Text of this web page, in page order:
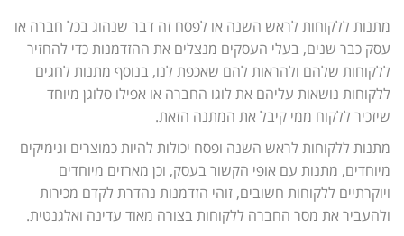
מתנות ללקוחות לראש השנה או לפסח זה דבר שנהוג בכל חברה או
עסק כבר שנים, בעלי העסקים מנצלים את ההזדמנות כדי להחזיר
ללקוחות שלהם ולהראות להם שאכפת לנו, בנוסף מתנות לחגים
ללקוחות נושאות עליהם את לוגו החברה או אפילו סלוגן מיוחד
שיזכיר ללקוח ממי קיבל את המתנה הזאת.
מתנות ללקוחות לראש השנה ופסח יכולות להיות כמוצרים וגימיקים
מיוחדים, מתנות עם אופי הקשור בעסק, וכן מארזים מיוחדים
ויוקרתיים ללקוחות חשובים, זוהי הזדמנות נהדרת לקדם מכירות
ולהעביר את מסר החברה ללקוחות בצורה מאוד עדינה ואלגנטית.